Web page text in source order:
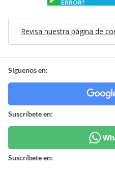
ERROR?
Revisa nuestra página de
Síguenos en:
Suscríbete en:
Suscríbete en: